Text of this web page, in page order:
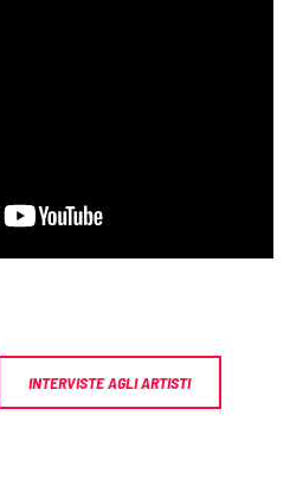
INTERVISTE AGLI ARTISTI